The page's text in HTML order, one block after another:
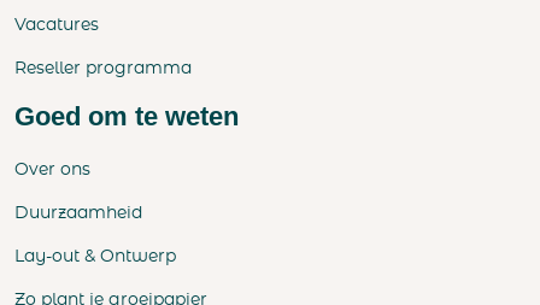
Vacatures
Reseller programma
Goed om te weten
Over ons
Duurzaamheid
Lay-out & Ontwerp
Zo plant je groeipapier